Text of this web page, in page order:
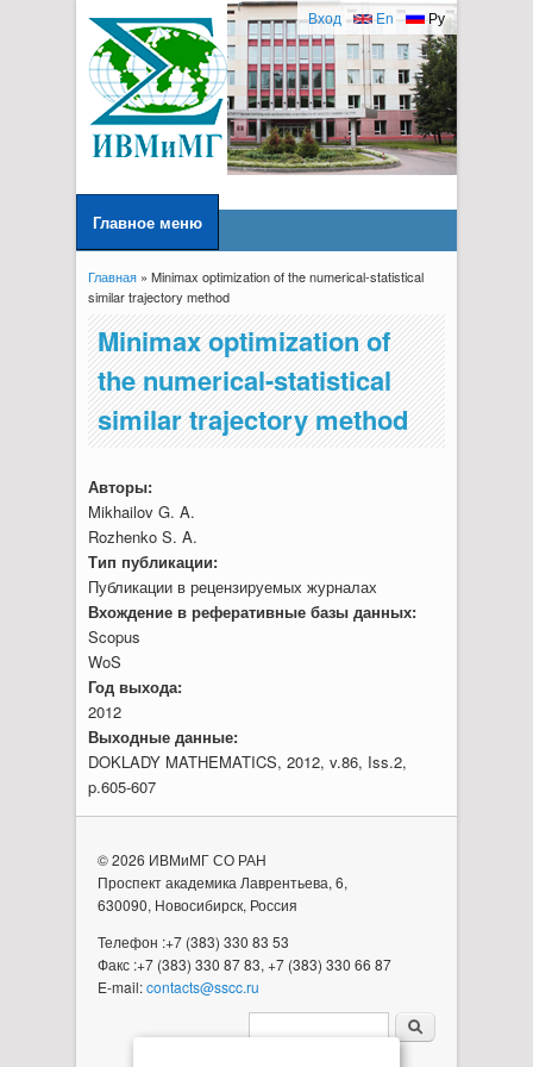
Ру
En
Вход
Главное меню
Вы здесь
Главная» Minimax optimization of the numerical-statistical
similar trajectory method
Minimax optimization of
the numerical-statistical
similar trajectory method
Авторы:
Mikhailov G. A.
Rozhenko S. A.
Тип публикации:
Публикации в рецензируемых журналах
Вхождение в реферативные базы данных:
Scopus
WoS
Год выхода:
2012
Выходные данные:
DOKLADY MATHEMATICS, 2012, v.86, Iss.2,
p.605-607
© 2026 ИВМиМГ СО РАН
Проспект академика Лаврентьева, 6,
630090, Новосибирск, Россия
Телефон :+7 (383) 330 83 53
Факс :+7 (383) 330 87 83, +7 (383) 330 66 87
E-mail:contacts@sscc.ru
Форма поиска